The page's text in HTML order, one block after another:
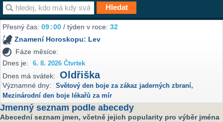
Přesný čas:09:00 / týden v roce:32
Znamení Horoskopu: Lev
Fáze měsíce:
Dnes je:
6. 8. 2026 Čtvrtek
Dnes má svátek: Oldřiška
Významné dny: Světový den boje za zákaz jaderných zbraní,
Mezinárodní den boje lékařů za mír
Jmenný seznam podle abecedy
Abecední seznam jmen, včetně jejich popularity pro výběr jména